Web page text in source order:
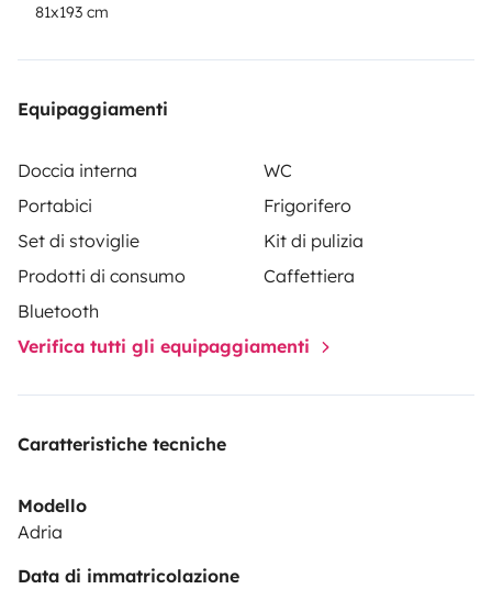
81x193 cm
Equipaggiamenti
Doccia interna
WC
Portabici
Frigorifero
Set di stoviglie
Kit di pulizia
Prodotti di consumo
Caffettiera
Bluetooth
Verifica tutti gli equipaggiamenti
Caratteristiche tecniche
Modello
Adria
Data di immatricolazione